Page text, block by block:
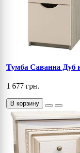
Тумба Саванна Дуб
1 677 грн.
В корзину